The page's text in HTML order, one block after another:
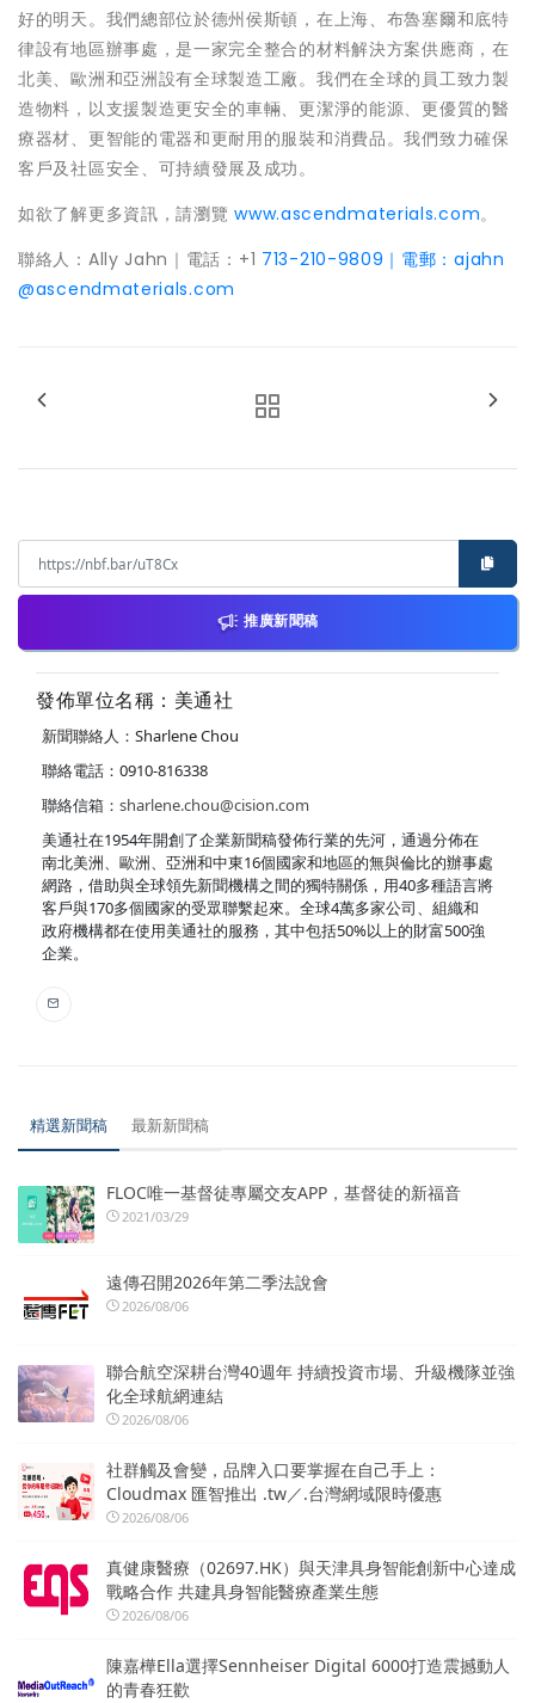
好的明天。我們總部位於德州侯斯頓，在上海、布魯塞爾和底特
律設有地區辦事處，是一家完全整合的材料解決方案供應商，在
北美、歐洲和亞洲設有全球製造工廠。我們在全球的員工致力製
造物料，以支援製造更安全的車輛、更潔淨的能源、更優質的醫
療器材、更智能的電器和更耐用的服裝和消費品。我們致力確保
客戶及社區安全、可持續發展及成功。
如欲了解更多資訊，請瀏覽www.ascendmaterials.com。
聯絡人：Ally Jahn｜電話：+1 713-210-9809｜電郵：ajahn
@ascendmaterials.com
推廣新聞稿
發佈單位名稱：美通社
新聞聯絡人：Sharlene Chou
聯絡電話：0910-816338
聯絡信箱： sharlene.chou@cision.com
美通社在1954年開創了企業新聞稿發佈行業的先河，通過分佈在
南北美洲、歐洲、亞洲和中東16個國家和地區的無與倫比的辦事處
網路，借助與全球領先新聞機構之間的獨特關係，用40多種語言將
客戶與170多個國家的受眾聯繫起來。全球4萬多家公司、組織和
政府機構都在使用美通社的服務，其中包括50%以上的財富500強
企業。
精選新聞稿 最新新聞稿
FLOC唯一基督徒專屬交友APP，基督徒的新福音
2021/03/29
遠傳召開2026年第二季法說會
2026/08/06
聯合航空深耕台灣40週年 持續投資市場、升級機隊並強
化全球航網連結
2026/08/06
社群觸及會變，品牌入口要掌握在自己手上：
Cloudmax 匯智推出 .tw／.台灣網域限時優惠
2026/08/06
真健康醫療（02697.HK）與天津具身智能創新中心達成
戰略合作 共建具身智能醫療產業生態
2026/08/06
陳嘉樺Ella選擇Sennheiser Digital 6000打造震撼動人
的青春狂歡